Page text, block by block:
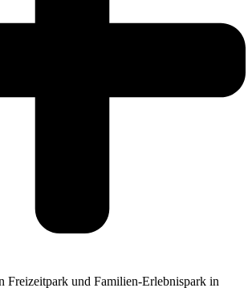
Freizeitpark und Familien-Erlebnispark in